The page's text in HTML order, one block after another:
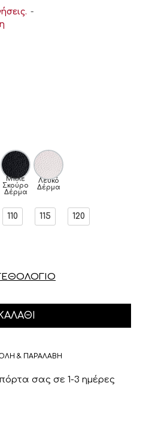
-
Μπλε
Σκούρο
Δέρμα
Λευκό
Δέρμα
110 115 120
& ΠΑΡΑΛΑΒΗ
σας σε 1-3 ημέρες